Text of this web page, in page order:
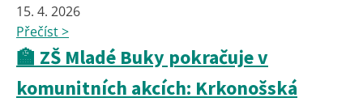
15. 4. 2026
Přečíst >
🏫 ZŠ Mladé Buky pokračuje v
komunitních akcích: Krkonošská